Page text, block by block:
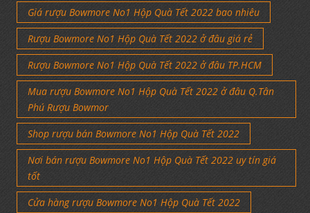
Giá rượu Bowmore No1 Hộp Quà Tết 2022 bao nhiêu
Rượu Bowmore No1 Hộp Quà Tết 2022 ở đâu giá rẻ
Rượu Bowmore No1 Hộp Quà Tết 2022 ở đâu TP.HCM
Mua rượu Bowmore No1 Hộp Quà Tết 2022 ở đâu Q.Tân
Phú Rượu Bowmor
Shop rượu bán Bowmore No1 Hộp Quà Tết 2022
Nơi bán rượu Bowmore No1 Hộp Quà Tết 2022 uy tín giá
tốt
Cửa hàng rượu Bowmore No1 Hộp Quà Tết 2022